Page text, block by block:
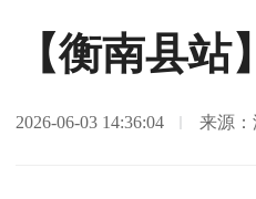
【衡南县
2026-06-03 14:36:04 来源：